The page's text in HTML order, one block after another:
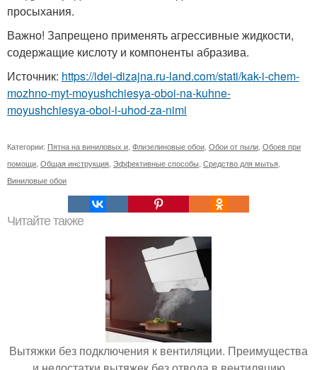
просыхания.
Важно! Запрещено применять агрессивные жидкости,
содержащие кислоту и компоненты абразива.
Источник: https://idei-dizajna.ru-land.com/stati/kak-i-chem-
mozhno-myt-moyushchiesya-oboi-na-kuhne-
moyushchiesya-oboi-i-uhod-za-nimi
Категории: Пятна на виниловых и Флизелиновые обои Обои от пыли Обоев при
помощи Общая инструкция Эффективные способы Средство для мытья
Виниловые обои
Читайте также
Вытяжки без подключения к вентиляции. Преимущества